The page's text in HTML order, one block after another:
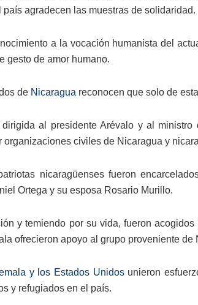
agradecen las muestras de solidaridad.
a la vocación humanista del
gesto de amor humano.
de Nicaragua reconocen que solo de
dirigida al presidente Arévalo y al
organizaciones civiles de Nicaragua y
nicaragüenses fueron
Ortega y su esposa Rosario Murillo.
y temiendo por su vida, fueron
ofrecieron apoyo al grupo proveniente de
y los Estados Unidosunieron
y refugiados en el país.